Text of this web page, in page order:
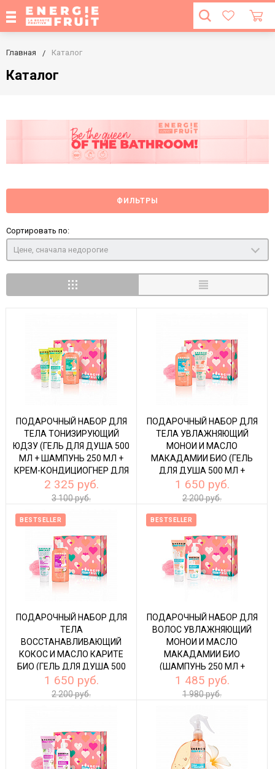
Главная Каталог
Каталог
ФИЛЬТРЫ
Сортировать по:
Цене, сначала недорогие
ПОДАРОЧНЫЙ НАБОР ДЛЯ
ТЕЛА ТОНИЗИРУЮЩИЙ
ЮДЗУ (ГЕЛЬ ДЛЯ ДУША 500
МЛ + ШАМПУНЬ 250 МЛ +
КРЕМ-КОНДИЦИОГНЕР ДЛЯ
ВОЛОС 150 МЛ)
2 325 руб.
3 100 руб.
ПОДАРОЧНЫЙ НАБОР ДЛЯ
ТЕЛА УВЛАЖНЯЮЩИЙ
МОНОИ И МАСЛО
МАКАДАМИИ БИО (ГЕЛЬ
ДЛЯ ДУША 500 МЛ +
МОЛОЧКО ДЛЯ ТЕЛА 200
МЛ)
1 650 руб.
2 200 руб.
BESTSELLER
ПОДАРОЧНЫЙ НАБОР ДЛЯ
ТЕЛА
ВОССТАНАВЛИВАЮЩИЙ
КОКОС И МАСЛО КАРИТЕ
БИО (ГЕЛЬ ДЛЯ ДУША 500
МЛ + БАЛЬЗАМ ДЛЯ ТЕЛА
200 МЛ)
1 650 руб.
2 200 руб.
BESTSELLER
ПОДАРОЧНЫЙ НАБОР ДЛЯ
ВОЛОС УВЛАЖНЯЮЩИЙ
МОНОИ И МАСЛО
МАКАДАМИИ БИО
(ШАМПУНЬ 250 МЛ +
КОНДИЦИОНЕР-МАСКА 300
МЛ)
1 485 руб.
1 980 руб.